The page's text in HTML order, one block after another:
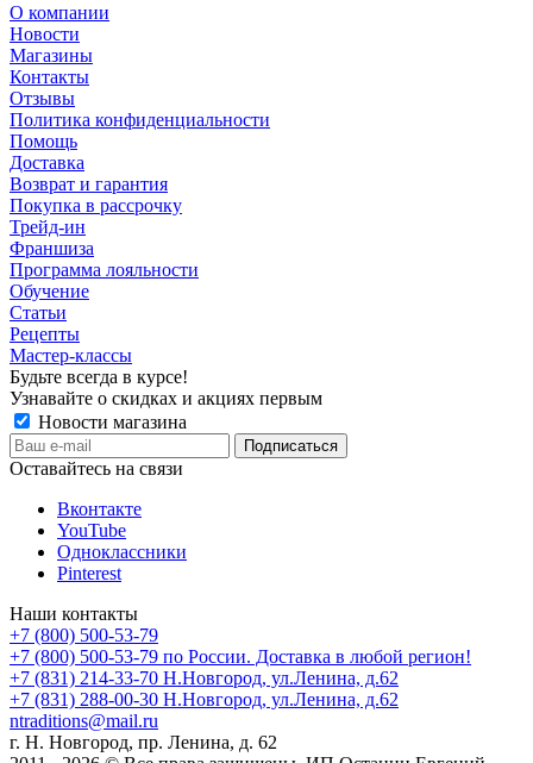
О компании
Новости
Магазины
Контакты
Отзывы
Политика конфиденциальности
Помощь
Доставка
Возврат и гарантия
Покупка в рассрочку
Трейд-ин
Франшиза
Программа лояльности
Обучение
Статьи
Рецепты
Мастер-классы
Будьте всегда в курсе!
Узнавайте о скидках и акциях первым
Новости магазина
Оставайтесь на связи
Вконтакте
YouTube
Одноклассники
Pinterest
Наши контакты
+7 (800) 500-53-79
+7 (800) 500-53-79 по России. Доставка в любой регион!
+7 (831) 214-33-70 Н.Новгород, ул.Ленина, д.62
+7 (831) 288-00-30 Н.Новгород, ул.Ленина, д.62
ntraditions@mail.ru
г. Н. Новгород, пр. Ленина, д. 62